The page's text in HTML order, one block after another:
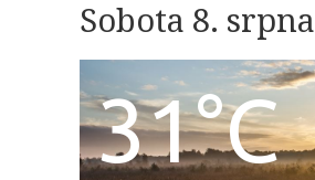
Sobota 8. srpna
31°C